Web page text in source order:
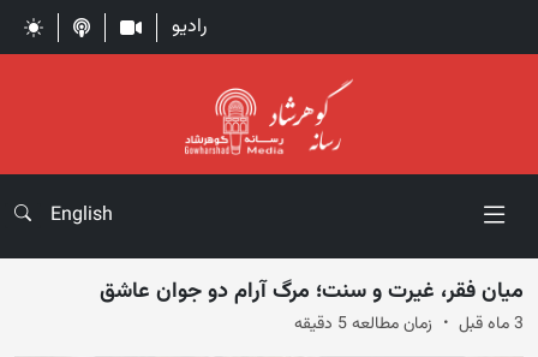
رادیو
English
میان فقر، غیرت و سنت؛ مرگ آرام دو جوان عاشق
3 ماه قبل زمان مطالعه 5 دقیقه